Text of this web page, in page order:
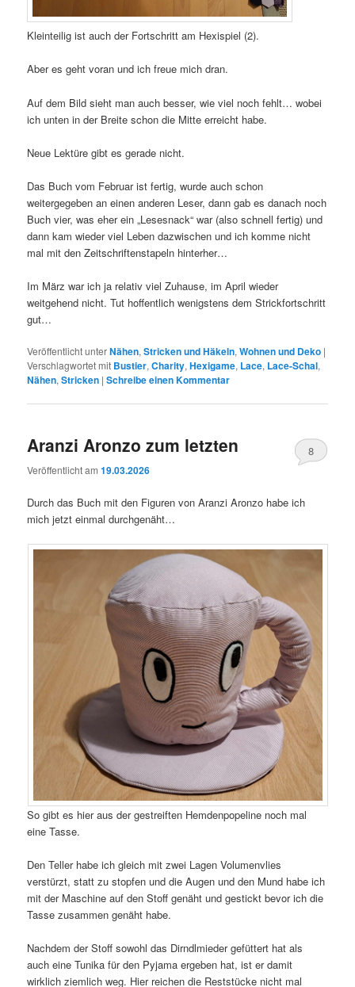
Kleinteilig ist auch der Fortschritt am Hexispiel (2).
Aber es geht voran und ich freue mich dran.
Auf dem Bild sieht man auch besser, wie viel noch fehlt… wobei
ich unten in der Breite schon die Mitte erreicht habe.
Neue Lektüre gibt es gerade nicht.
Das Buch vom Februar ist fertig, wurde auch schon
weitergegeben an einen anderen Leser, dann gab es danach noch
Buch vier, was eher ein „Lesesnack“ war (also schnell fertig) und
dann kam wieder viel Leben dazwischen und ich komme nicht
mal mit den Zeitschriftenstapeln hinterher…
Im März war ich ja relativ viel Zuhause, im April wieder
weitgehend nicht. Tut hoffentlich wenigstens dem Strickfortschritt
gut…
Veröffentlicht unterNähen,Stricken und Häkeln,Wohnen und Deko |
Verschlagwortet mit Bustier,Charity,Hexigame, Lace, Lace-Schal,
Nähen,Stricken |Schreibe einen Kommentar
Aranzi Aronzo zum letzten
Veröffentlicht am19.03.2026
8
Durch das Buch mit den Figuren von Aranzi Aronzo habe ich
mich jetzt einmal durchgenäht…
So gibt es hier aus der gestreiften Hemdenpopeline noch mal
eine Tasse.
Den Teller habe ich gleich mit zwei Lagen Volumenvlies
verstürzt, statt zu stopfen und die Augen und den Mund habe ich
mit der Maschine auf den Stoff genäht und gestickt bevor ich die
Tasse zusammen genäht habe.
Nachdem der Stoff sowohl das Dirndlmieder gefüttert hat als
auch eine Tunika für den Pyjama ergeben hat, ist er damit
wirklich ziemlich weg. Hier reichen die Reststücke nicht mal